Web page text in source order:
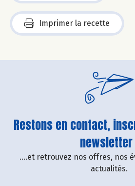
Imprimer la recette
Restons en contact,
....et retrouvez nos offres, nos
actualités.